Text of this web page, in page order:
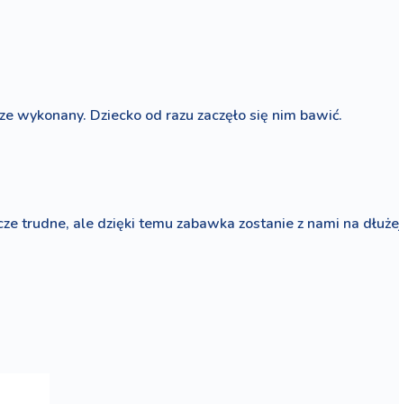
wykonany. Dziecko od razu zaczęło się nim bawić.
trudne, ale dzięki temu zabawka zostanie z nami na